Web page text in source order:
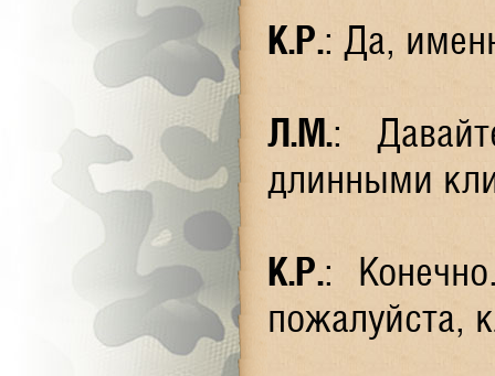
К.Р.: Да,
Л.М.:
длинными
К.Р.:
пожалуйста,